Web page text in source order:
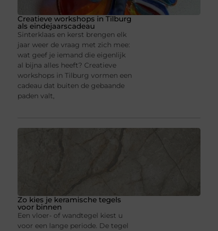
Creatieve workshops in Tilburg
als eindejaarscadeau
Sinterklaas en kerst brengen elk
jaar weer de vraag met zich mee:
wat geef je iemand die eigenlijk
al bijna alles heeft? Creatieve
workshops in Tilburg vormen een
cadeau dat buiten de gebaande
paden valt,
Zo kies je keramische tegels
voor binnen
Een vloer- of wandtegel kiest u
voor een lange periode. De tegel